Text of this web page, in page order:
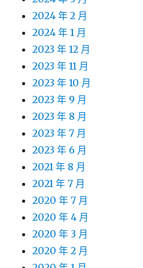
2024 年 2 月
2024 年 1 月
2023 年 12 月
2023 年 11 月
2023 年 10 月
2023 年 9 月
2023 年 8 月
2023 年 7 月
2023 年 6 月
2021 年 8 月
2021 年 7 月
2020 年 7 月
2020 年 4 月
2020 年 3 月
2020 年 2 月